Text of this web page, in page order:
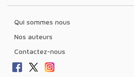
Qui sommes nous
Nos auteurs
Contactez-nous